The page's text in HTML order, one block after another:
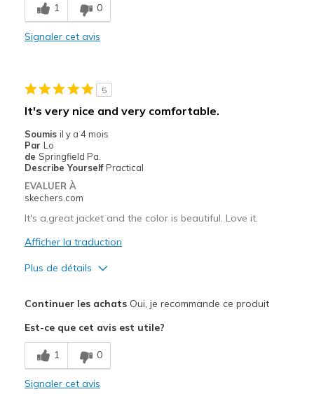
Comfortable
Going Out
Sizing
View On Shoes
I'm Into Shoes
1 0
Signaler cet avis
5
It's very nice and very comfortable.
Soumis il y a 4 mois
Par Lo
de Springfield Pa.
Describe Yourself Practical
EVALUER À
skechers.com
It's a,great jacket and the color is beautiful. Love it.
Afficher la traduction
Plus de détails
Comfortable
Stylish
Continuer les achatsOui, je recommande ce produit
Est-ce que cet avis est utile?
1 0
Signaler cet avis